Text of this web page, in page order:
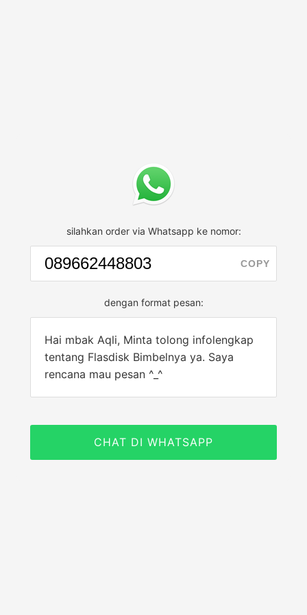
silahkan order via Whatsapp ke nomor:
COPY
dengan format pesan:
Hai mbak Aqli, Minta tolong infolengkap
tentang Flasdisk Bimbelnya ya. Saya
rencana mau pesan ^_^
CHAT DI WHATSAPP